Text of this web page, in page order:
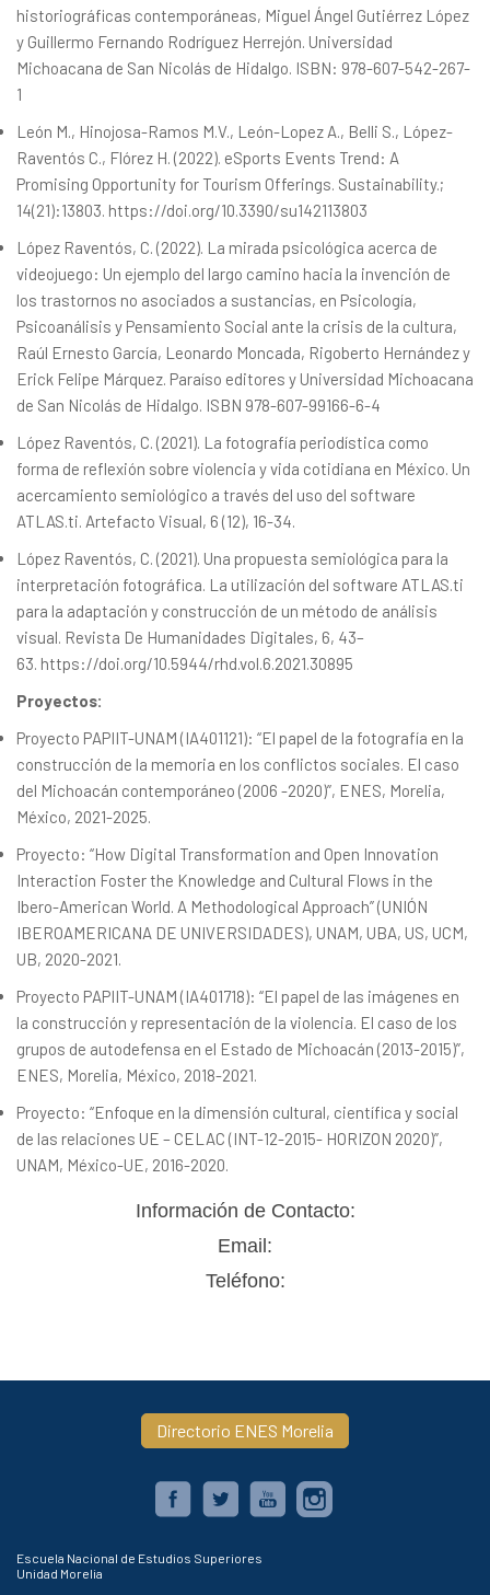
historiográficas contemporáneas, Miguel Ángel Gutiérrez López
y Guillermo Fernando Rodríguez Herrejón. Universidad
Michoacana de San Nicolás de Hidalgo. ISBN: 978-607-542-267-
1
León M., Hinojosa-Ramos M.V., León-Lopez A., Belli S., López-
Raventós C., Flórez H. (2022). eSports Events Trend: A
Promising Opportunity for Tourism Offerings. Sustainability.;
14(21):13803. https://doi.org/10.3390/su142113803
López Raventós, C. (2022). La mirada psicológica acerca de
videojuego: Un ejemplo del largo camino hacia la invención de
los trastornos no asociados a sustancias, en Psicología,
Psicoanálisis y Pensamiento Social ante la crisis de la cultura,
Raúl Ernesto García, Leonardo Moncada, Rigoberto Hernández y
Erick Felipe Márquez. Paraíso editores y Universidad Michoacana
de San Nicolás de Hidalgo. ISBN 978-607-99166-6-4
López Raventós, C. (2021). La fotografía periodística como
forma de reflexión sobre violencia y vida cotidiana en México. Un
acercamiento semiológico a través del uso del software
ATLAS.ti. Artefacto Visual, 6 (12), 16-34.
López Raventós, C. (2021). Una propuesta semiológica para la
interpretación fotográfica. La utilización del software ATLAS.ti
para la adaptación y construcción de un método de análisis
visual. Revista De Humanidades Digitales, 6, 43–
63. https://doi.org/10.5944/rhd.vol.6.2021.30895
Proyectos:
Proyecto PAPIIT-UNAM (IA401121): “El papel de la fotografía en la
construcción de la memoria en los conflictos sociales. El caso
del Michoacán contemporáneo (2006 -2020)”, ENES, Morelia,
México, 2021-2025.
Proyecto: “How Digital Transformation and Open Innovation
Interaction Foster the Knowledge and Cultural Flows in the
Ibero-American World. A Methodological Approach” (UNIÓN
IBEROAMERICANA DE UNIVERSIDADES), UNAM, UBA, US, UCM,
UB, 2020-2021.
Proyecto PAPIIT-UNAM (IA401718): “El papel de las imágenes en
la construcción y representación de la violencia. El caso de los
grupos de autodefensa en el Estado de Michoacán (2013-2015)”,
ENES, Morelia, México, 2018-2021.
Proyecto: “Enfoque en la dimensión cultural, científica y social
de las relaciones UE – CELAC (INT-12-2015- HORIZON 2020)”,
UNAM, México-UE, 2016-2020.
Información de Contacto:
Email:
Teléfono:
Directorio ENES Morelia
Escuela Nacional de Estudios Superiores
Unidad Morelia